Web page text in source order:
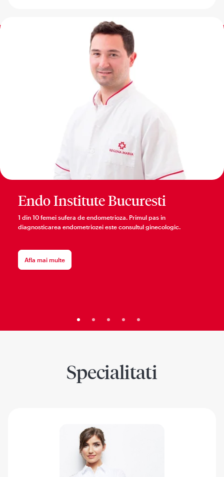
Endo Institute Bucuresti
1 din 10 femei sufera de endometrioza. Primul pas in
diagnosticarea endometriozei este consultul ginecologic.
Afla mai multe
Specialitati